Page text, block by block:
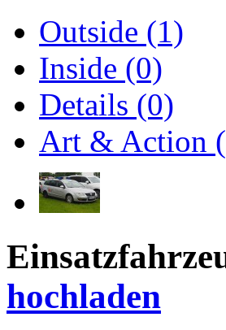
Outside (1)
Inside (0)
Details (0)
Art & Action
hochladen